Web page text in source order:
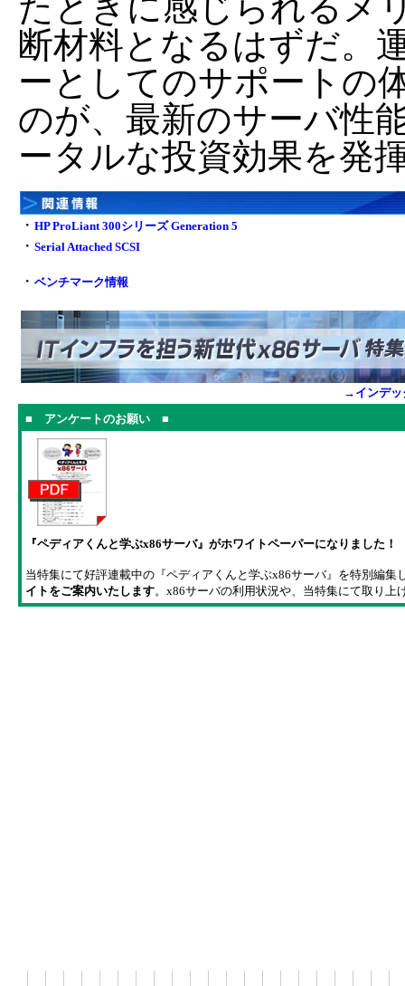
断材料となるはずだ。
ーとしてのサポートの
のが、最新のサーバ性
ータルな投資効果を発
・ HP ProLiant 300シリーズ Generation 5
・ Serial Attached SCSI
・ ベンチマーク情報
→インデッ
■ アンケートのお願い ■
『ペディアくんと学ぶx86サーバ』がホワイトペーパーになりました！
当特集にて好評連載中の『ペディアくんと学ぶx86サーバ』を特別編集
イトをご案内いたします。x86サーバの利用状況や、当特集にて取り